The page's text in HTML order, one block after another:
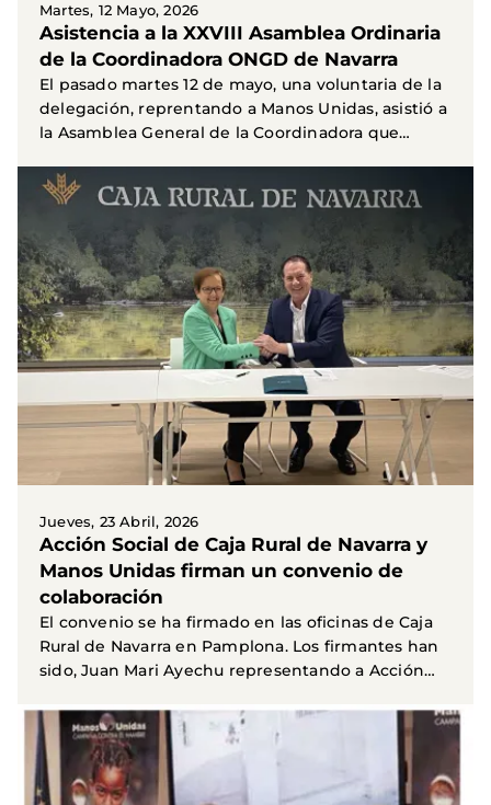
Martes, 12 Mayo, 2026
Asistencia a la XXVIII Asamblea Ordinaria
de la Coordinadora ONGD de Navarra
El pasado martes 12 de mayo, una voluntaria de la
delegación, reprentando a Manos Unidas, asistió a
la Asamblea General de la Coordinadora que
Jueves, 23 Abril, 2026
Acción Social de Caja Rural de Navarra y
Manos Unidas firman un convenio de
colaboración
El convenio se ha firmado en las oficinas de Caja
Rural de Navarra en Pamplona. Los firmantes han
sido, Juan Mari Ayechu representando a Acción